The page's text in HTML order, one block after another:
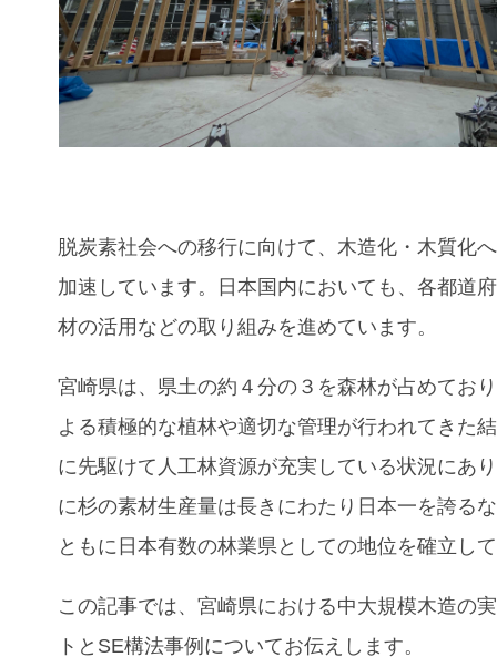
脱炭素社会への移行に向けて、木造化・木質化
加速しています。日本国内においても、各都道
材の活用などの取り組みを進めています。
宮崎県は、県土の約４分の３を森林が占めてお
よる積極的な植林や適切な管理が行われてきた
に先駆けて人工林資源が充実している状況にあ
に杉の素材生産量は長きにわたり日本一を誇る
ともに日本有数の林業県としての地位を確立し
この記事では、宮崎県における中大規模木造の
トとSE構法事例 についてお伝えします。